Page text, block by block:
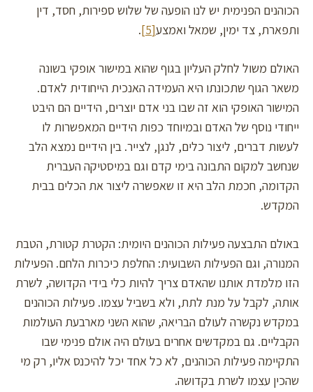
הכוהנים הפנימית יש לנו הופעה של שלוש ספירות, חסד, דין
ותפארת, צד ימין, שמאל ואמצע[5]
.
האולם משול לחלק העליון בגוף שהוא במישור אופקי בשונה
משאר הגוף שתכונתו היא העמידה האנכית הייחודית לאדם.
המישור האופקי הוא זה שבו בני אדם יוצרים, הידיים הם היבט
ייחודי נוסף של האדם ובמיוחד כפות הידיים המאפשרות לו
לעשות דברים, ליצור כלים, לנגן, לצייר. בין הידיים נמצא הלב
שנחשב למקום התבונה בימי קדם וגם במיסטיקה העברית
הקדומה, חכמת הלב היא זו שאפשרה ליצור את הכלים בבית
המקדש.
באולם התבצעה פעילות הכוהנים היומית: הקטרת קטורת, הטבת
המנורה, וגם הפעילות השבועית: החלפת כיכרות הלחם. הפעילות
הזו מלמדת אותנו שהאדם צריך להיות כלי בידי הקדושה, לשרת
אותה, לקבל על מנת לתת, ולא בשביל עצמו. פעילות הכוהנים
במקדש נקשרה לעולם הבריאה, שהוא השני מארבעת העולמות
הקבליים. גם במקדשים אחרים בעולם היה אולם פנימי שבו
התקיימה פעילות הכוהנים, לא כל אחד יכל להיכנס אליו, רק מי
שהכין עצמו לשרת בקדושה.